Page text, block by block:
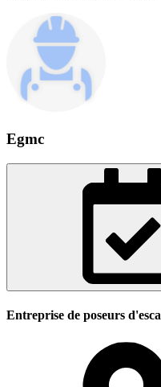
Egmc
Entreprise de poseurs